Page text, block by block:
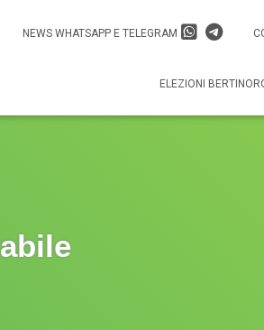
NEWS WHATSAPP E TELEGRAM
ELEZIONI